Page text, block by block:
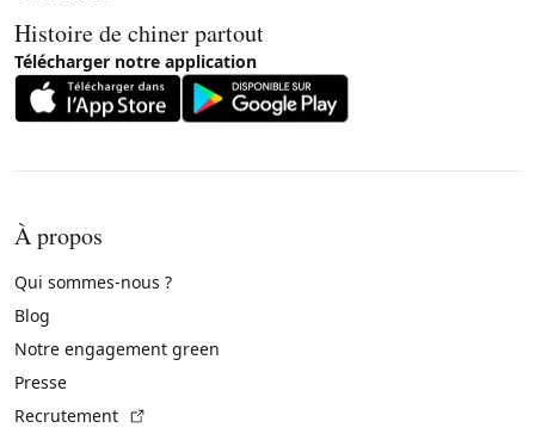
Histoire de chiner partout
Télécharger notre application
À propos
Qui sommes-nous ?
Blog
Notre engagement green
Presse
Recrutement